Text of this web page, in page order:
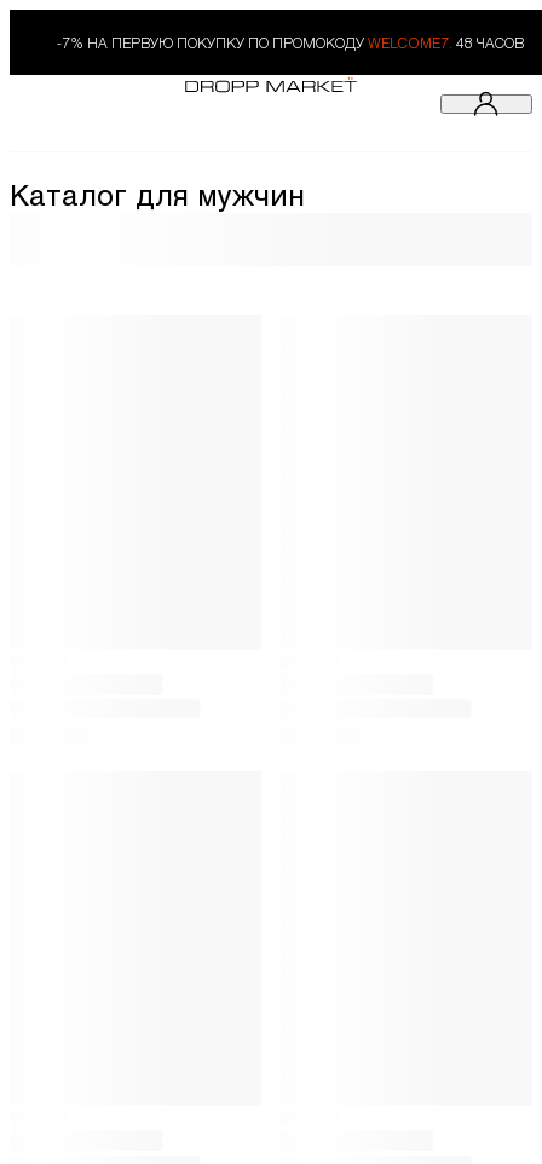
-7% НА ПЕРВУЮ ПОКУПКУ ПО ПРОМОКОДУ WELCOME7. 48 ЧАСОВ
Каталог для мужчин